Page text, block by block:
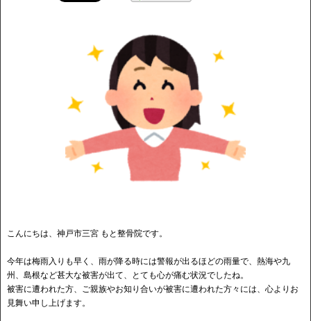
こんにちは、神戸市三宮 もと整骨院です。
今年は梅雨入りも早く、雨が降る時には警報が出るほどの雨量で、熱海や九
州、島根など甚大な被害が出て、とても心が痛む状況でしたね。
被害に遭われた方、ご親族やお知り合いが被害に遭われた方々には、心よりお
見舞い申し上げます。